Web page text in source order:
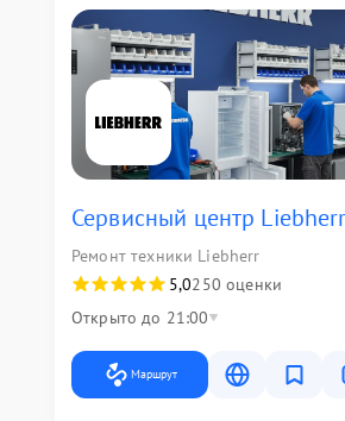
Сервисный центр Liebherr
Ремонт техники Liebherr
5,0250 оценки
Открыто до 21:00
Маршрут